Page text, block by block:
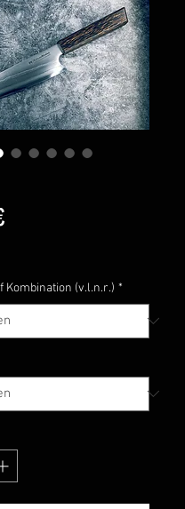
Preis
Kombination (v.l.n.r.) *